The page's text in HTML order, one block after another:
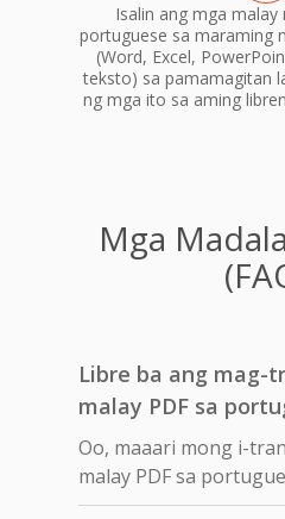
Isalin ang mga
portuguese sa maraming
(Word, Excel,
teksto) sa pamamagitan
ng mga ito sa aming
Mga
Libre ba ang mag-
malay PDF sa
Oo, maaari mong i-
malay PDF sa